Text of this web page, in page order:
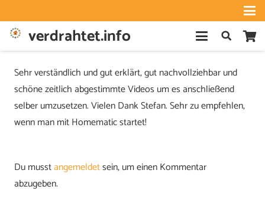
verdrahtet.info
Sehr verständlich und gut erklärt, gut nachvollziehbar und
schöne zeitlich abgestimmte Videos um es anschließend
selber umzusetzen. Vielen Dank Stefan. Sehr zu empfehlen,
wenn man mit Homematic startet!
Du musstangemeldetsein, um einen Kommentar
abzugeben.